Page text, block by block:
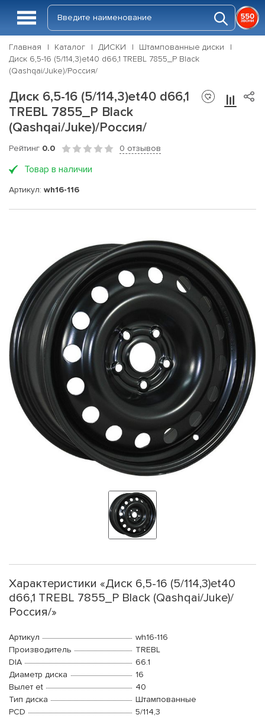
Главная Каталог ДИСКИ
Штампованные диски
Диск 6,5-16 (5/114,3)et40 d66,1 TREBL 7855_P Black
(Qashqai/Juke)/Россия/
Диск 6,5-16 (5/114,3)et40 d66,1
TREBL 7855_P Black
(Qashqai/Juke)/Россия/
Рейтинг 0.0 0 отзывов
Товар в наличии
Артикул: wh16-116
Характеристики «Диск 6,5-16 (5/114,3)et40
d66,1 TREBL 7855_P Black (Qashqai/Juke)/
Россия/»
Артикул
wh16-116
Производитель
TREBL
DIA
66.1
Диаметр диска
16
Вылет et
40
Тип диска
Штампованные
PCD
5/114,3